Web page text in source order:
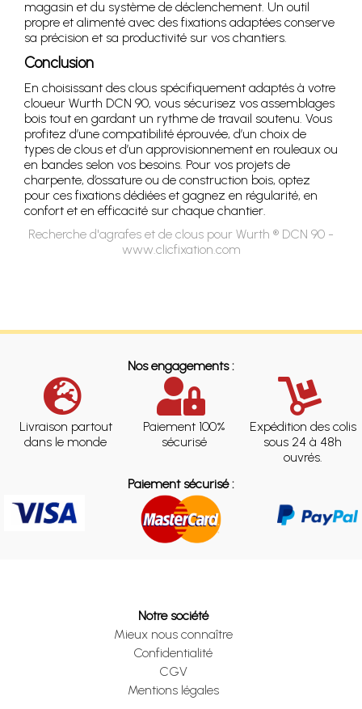
magasin et du système de déclenchement. Un outil
propre et alimenté avec des fixations adaptées conserve
sa précision et sa productivité sur vos chantiers.
Conclusion
En choisissant des clous spécifiquement adaptés à votre
cloueur Wurth DCN 90, vous sécurisez vos assemblages
bois tout en gardant un rythme de travail soutenu. Vous
profitez d’une compatibilité éprouvée, d’un choix de
types de clous et d’un approvisionnement en rouleaux ou
en bandes selon vos besoins. Pour vos projets de
charpente, d’ossature ou de construction bois, optez
pour ces fixations dédiées et gagnez en régularité, en
confort et en efficacité sur chaque chantier.
Recherche d'agrafes et de clous pour Wurth ® DCN 90 -
www.clicfixation.com
Nos engagements :
Livraison partout
dans le monde
Paiement 100%
sécurisé
Expédition des colis
sous 24 à 48h
ouvrés.
Paiement sécurisé :
Notre société
Mieux nous connaître
Confidentialité
CGV
Mentions légales